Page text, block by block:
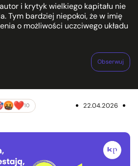
i krytyk wielkiego kapitału nie
Tym bardziej niepokoi, że w imię
o możliwości uczciwego układu
Obserwuj
10 22.04.2026